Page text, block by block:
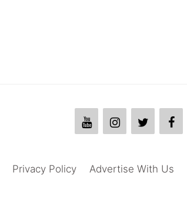
Advertise With Us
Privacy Policy